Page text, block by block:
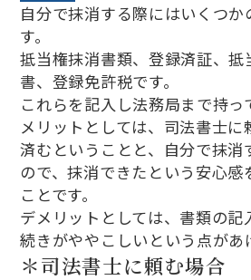
自分で抹消する際にはいくつか
す。
抵当権抹消書類、登録済証、
書、登録免許税です。
これらを記入し法務局まで持っ
メリットとしては、司法書士に
済むということと、自分で抹消
ので、抹消できたという安心感
ことです。
デメリットとしては、書類の記
続きがややこしいという点があ
＊司法書士に頼む場合